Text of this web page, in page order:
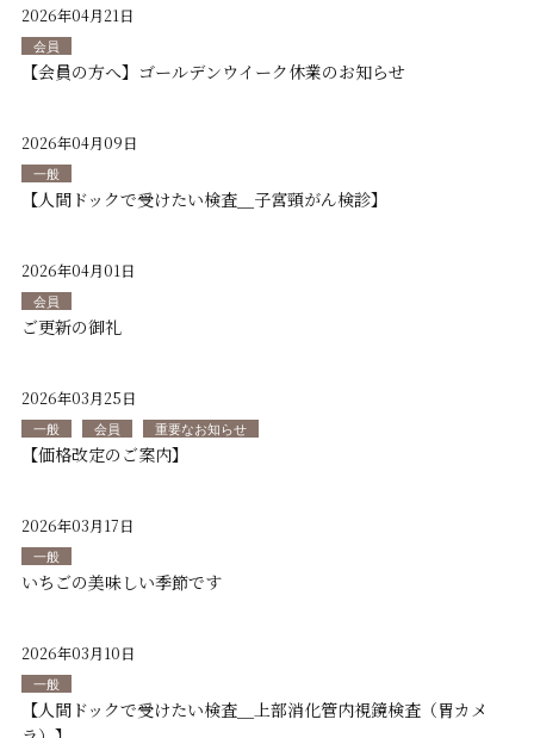
2026年04月21日
会員
【会員の方へ】ゴールデンウイーク休業のお知らせ
2026年04月09日
一般
【人間ドックで受けたい検査＿子宮頸がん検診】
2026年04月01日
会員
ご更新の御礼
2026年03月25日
一般 会員 重要なお知らせ
【価格改定のご案内】
2026年03月17日
一般
いちごの美味しい季節です
2026年03月10日
一般
【人間ドックで受けたい検査＿上部消化管内視鏡検査（胃カメ